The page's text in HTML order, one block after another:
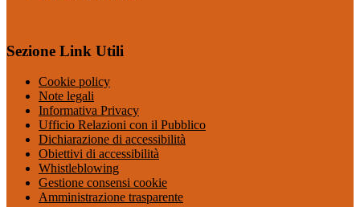
Sezione Link Utili
Cookie policy
Note legali
Informativa Privacy
Ufficio Relazioni con il Pubblico
Dichiarazione di accessibilità
Obiettivi di accessibilità
Whistleblowing
Gestione consensi cookie
Amministrazione trasparente